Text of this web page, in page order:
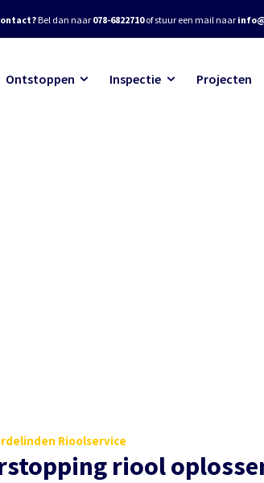
Bel dan naar 078-6822710of stuur een mail naar
Ontstoppen Inspectie Projecten
Rioolservice
riool